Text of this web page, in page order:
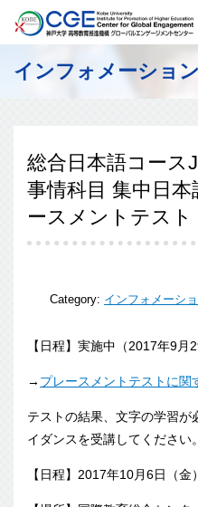
インフォメーション
総合日本語コース
事情科目 集中日
ースメントテスト
Category: インフォメーシ
【日程】実施中（2017年9月
→ プレースメントテストに関
テストの結果、文字の学習
イダンスを受講してください。
【日程】2017年10月6日（